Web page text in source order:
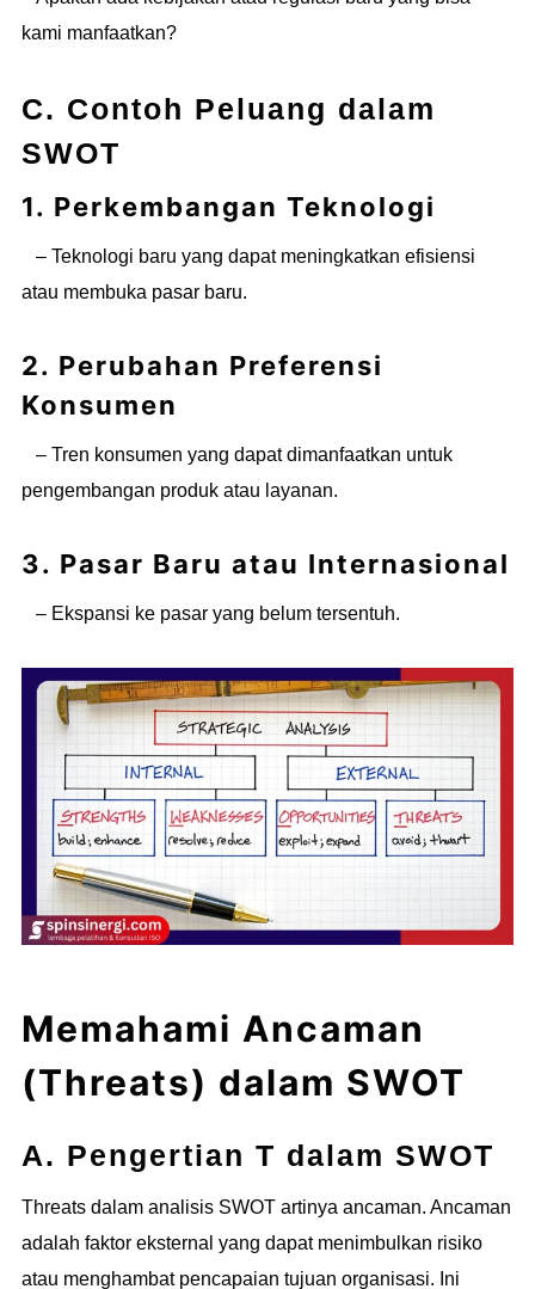
kami manfaatkan?
C. Contoh Peluang dalam
SWOT
1. Perkembangan Teknologi
– Teknologi baru yang dapat meningkatkan efisiensi
atau membuka pasar baru.
2. Perubahan Preferensi
Konsumen
– Tren konsumen yang dapat dimanfaatkan untuk
pengembangan produk atau layanan.
3. Pasar Baru atau Internasional
– Ekspansi ke pasar yang belum tersentuh.
Memahami Ancaman
(Threats) dalam SWOT
A. Pengertian T dalam SWOT
Threats dalam analisis SWOT artinya ancaman. Ancaman
adalah faktor eksternal yang dapat menimbulkan risiko
atau menghambat pencapaian tujuan organisasi. Ini